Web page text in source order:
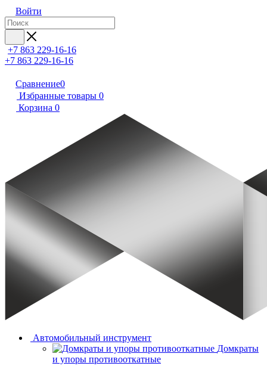
Войти
+7 863 229-16-16
+7 863 229-16-16
Сравнение0
Избранные товары 0
Корзина 0
Автомобильный инструмент
Домкраты
и упоры противооткатные